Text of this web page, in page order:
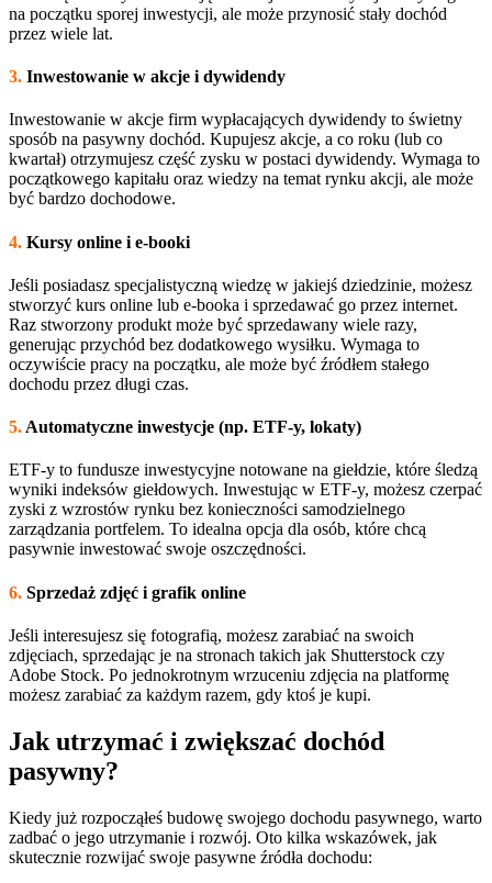
na początku sporej inwestycji, ale może przynosić stały dochód
przez wiele lat.
3. Inwestowanie w akcje i dywidendy
Inwestowanie w akcje firm wypłacających dywidendy to świetny
sposób na pasywny dochód. Kupujesz akcje, a co roku (lub co
kwartał) otrzymujesz część zysku w postaci dywidendy. Wymaga to
początkowego kapitału oraz wiedzy na temat rynku akcji, ale może
być bardzo dochodowe.
4. Kursy online i e-booki
Jeśli posiadasz specjalistyczną wiedzę w jakiejś dziedzinie, możesz
stworzyć kurs online lub e-booka i sprzedawać go przez internet.
Raz stworzony produkt może być sprzedawany wiele razy,
generując przychód bez dodatkowego wysiłku. Wymaga to
oczywiście pracy na początku, ale może być źródłem stałego
dochodu przez długi czas.
5. Automatyczne inwestycje (np. ETF-y, lokaty)
ETF-y to fundusze inwestycyjne notowane na giełdzie, które śledzą
wyniki indeksów giełdowych. Inwestując w ETF-y, możesz czerpać
zyski z wzrostów rynku bez konieczności samodzielnego
zarządzania portfelem. To idealna opcja dla osób, które chcą
pasywnie inwestować swoje oszczędności.
6. Sprzedaż zdjęć i grafik online
Jeśli interesujesz się fotografią, możesz zarabiać na swoich
zdjęciach, sprzedając je na stronach takich jak Shutterstock czy
Adobe Stock. Po jednokrotnym wrzuceniu zdjęcia na platformę
możesz zarabiać za każdym razem, gdy ktoś je kupi.
Jak utrzymać i zwiększać dochód
pasywny?
Kiedy już rozpocząłeś budowę swojego dochodu pasywnego, warto
zadbać o jego utrzymanie i rozwój. Oto kilka wskazówek, jak
skutecznie rozwijać swoje pasywne źródła dochodu: